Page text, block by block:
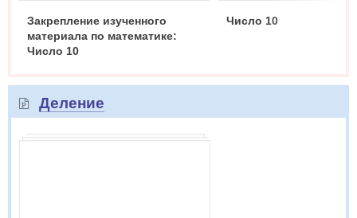
Закрепление изученного
материала по математике:
Число 10
Число 10
Деление